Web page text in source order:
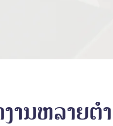
ານຫລາຍຕໍ